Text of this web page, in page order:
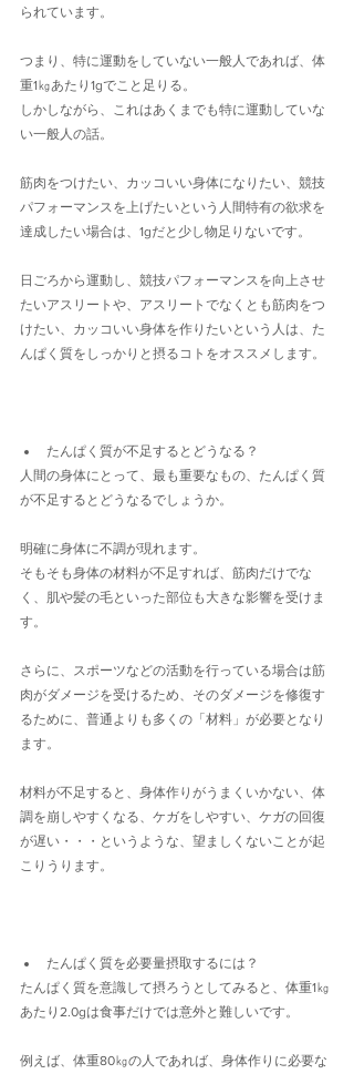
られています。
つまり、特に運動をしていない一般人であれば、体
重1㎏あたり1gでこと足りる。
しかしながら、これはあくまでも特に運動していな
い一般人の話。
筋肉をつけたい、カッコいい身体になりたい、競技
パフォーマンスを上げたいという人間特有の欲求を
達成したい場合は、1gだと少し物足りないです。
日ごろから運動し、競技パフォーマンスを向上させ
たいアスリートや、アスリートでなくとも筋肉をつ
けたい、カッコいい身体を作りたいという人は、た
んぱく質をしっかりと摂るコトをオススメします。
たんぱく質が不足するとどうなる？
人間の身体にとって、最も重要なもの、たんぱく質
が不足するとどうなるでしょうか。
明確に身体に不調が現れます。
そもそも身体の材料が不足すれば、筋肉だけでな
く、肌や髪の毛といった部位も大きな影響を受けま
す。
さらに、スポーツなどの活動を行っている場合は筋
肉がダメージを受けるため、そのダメージを修復す
るために、普通よりも多くの「材料」が必要となり
ます。
材料が不足すると、身体作りがうまくいかない、体
調を崩しやすくなる、ケガをしやすい、ケガの回復
が遅い・・・というような、望ましくないことが起
こりうります。
たんぱく質を必要量摂取するには？
たんぱく質を意識して摂ろうとしてみると、体重1㎏
あたり2.0gは食事だけでは意外と難しいです。
例えば、体重80㎏の人であれば、身体作りに必要な